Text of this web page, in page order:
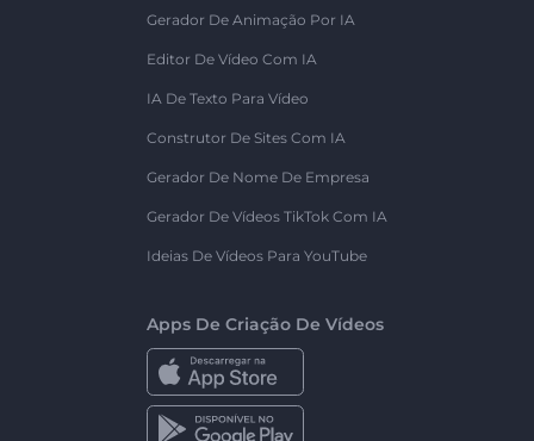
Gerador De Animação Por IA
Editor De Vídeo Com IA
IA De Texto Para Vídeo
Construtor De Sites Com IA
Gerador De Nome De Empresa
Gerador De Vídeos TikTok Com IA
Ideias De Vídeos Para YouTube
Apps De Criação De Vídeos